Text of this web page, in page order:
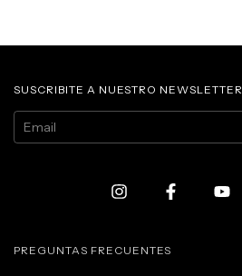
SUSCRIBITE A NUESTRO NEWSLETTER
PREGUNTAS FRECUENTES